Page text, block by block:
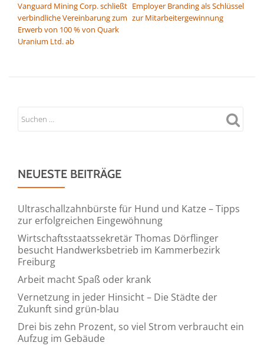
Vanguard Mining Corp. schließt
verbindliche Vereinbarung zum
Erwerb von 100 % von Quark
Uranium Ltd. ab
Employer Branding als Schlüssel
zur Mitarbeitergewinnung
NEUESTE BEITRÄGE
Ultraschallzahnbürste für Hund und Katze – Tipps
zur erfolgreichen Eingewöhnung
Wirtschaftsstaatssekretär Thomas Dörflinger
besucht Handwerksbetrieb im Kammerbezirk
Freiburg
Arbeit macht Spaß oder krank
Vernetzung in jeder Hinsicht – Die Städte der
Zukunft sind grün-blau
Drei bis zehn Prozent, so viel Strom verbraucht ein
Aufzug im Gebäude